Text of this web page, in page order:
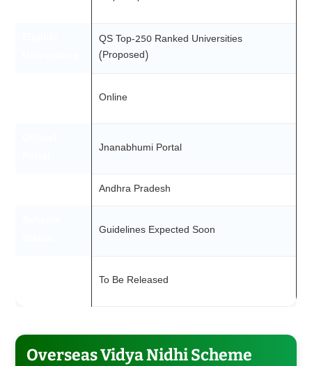
QS Top-250 Ranked Universities
(Proposed)
Online
Jnanabhumi Portal
Andhra Pradesh
Guidelines Expected Soon
To Be Released
Overseas Vidya Nidhi Scheme